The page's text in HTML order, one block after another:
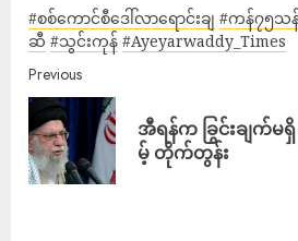
#စစ်ကောင်စီဒေါ်လာရောင်းချ #ကန်၇၅သန်
ဆီ #သွင်းကုန် #Ayeyarwaddy_Times
Previous
အီရန်က ခြွင်းချက်
မ့် တိုက်တွန်း